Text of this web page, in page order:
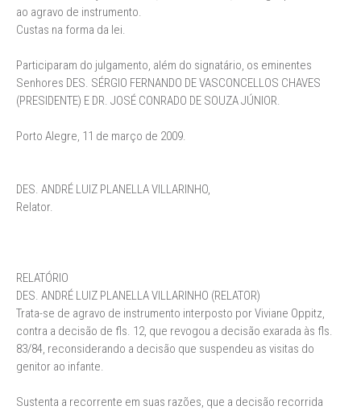
ao agravo de instrumento.
Custas na forma da lei.
Participaram do julgamento, além do signatário, os eminentes
Senhores DES. SÉRGIO FERNANDO DE VASCONCELLOS CHAVES
(PRESIDENTE) E DR. JOSÉ CONRADO DE SOUZA JÚNIOR.
Porto Alegre, 11 de março de 2009.
DES. ANDRÉ LUIZ PLANELLA VILLARINHO,
Relator.
RELATÓRIO
DES. ANDRÉ LUIZ PLANELLA VILLARINHO (RELATOR)
Trata-se de agravo de instrumento interposto por Viviane Oppitz,
contra a decisão de fls. 12, que revogou a decisão exarada às fls.
83/84, reconsiderando a decisão que suspendeu as visitas do
genitor ao infante.
Sustenta a recorrente em suas razões, que a decisão recorrida